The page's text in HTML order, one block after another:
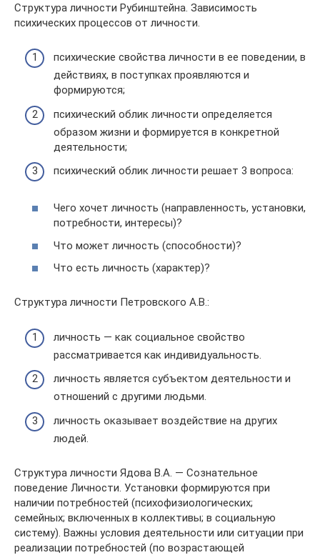
Структура личности Рубинштейна. Зависимость
психических процессов от личности.
психические свойства личности в ее поведении, в
действиях, в поступках проявляются и
формируются;
психический облик личности определяется
образом жизни и формируется в конкретной
деятельности;
психический облик личности решает 3 вопроса:
Чего хочет личность (направленность, установки,
потребности, интересы)?
Что может личность (способности)?
Что есть личность (характер)?
Структура личности Петровского А.В.:
личность — как социальное свойство
рассматривается как индивидуальность.
личность является субъектом деятельности и
отношений с другими людьми.
личность оказывает воздействие на других
людей.
Структура личности Ядова В.А. — Сознательное
поведение Личности. Установки формируются при
наличии потребностей (психофизиологических;
семейных; включенных в коллективы; в социальную
систему). Важны условия деятельности или ситуации при
реализации потребностей (по возрастающей